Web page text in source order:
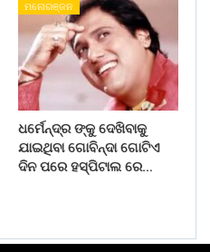
ମନୋରଞ୍ଜନ
ଧର୍ମେନ୍ଦ୍ର ଙ୍କୁ ଦେଖିବାକୁ
ଯାଇଥିବା ଗୋବିନ୍ଦା ଗୋଟିଏ
ଦିନ ପରେ ହସ୍ପିଟାଲ ରେ…